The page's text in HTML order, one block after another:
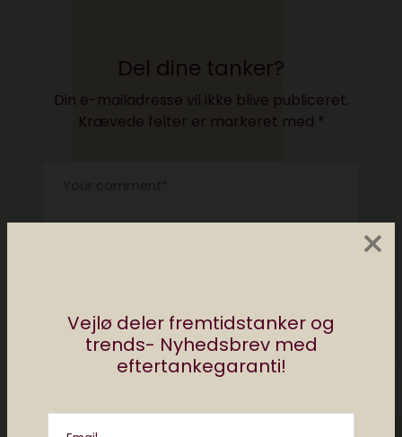
Vejlø deler fremtidstanker og
trends- Nyhedsbrev med
eftertankegaranti!
×
Del dine tanker?
Din e-mailadresse vil ikke blive publiceret.
Krævede felter er markeret med *